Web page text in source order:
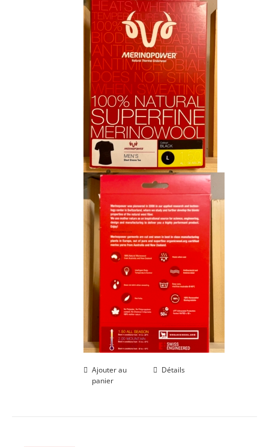
était :
CHF 85.00.
est :
CHF 59.00.
Ajouter au
panier
Détails